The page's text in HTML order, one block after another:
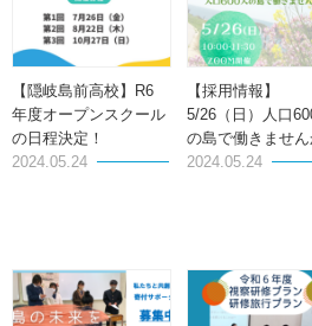
記
事
一
覧
【隠岐島前高校】R6
年度オープンスクール
の日程決定！
2024.05.24
【採用情報】
5/26（日）人口
の島で働きません
2024.05.24